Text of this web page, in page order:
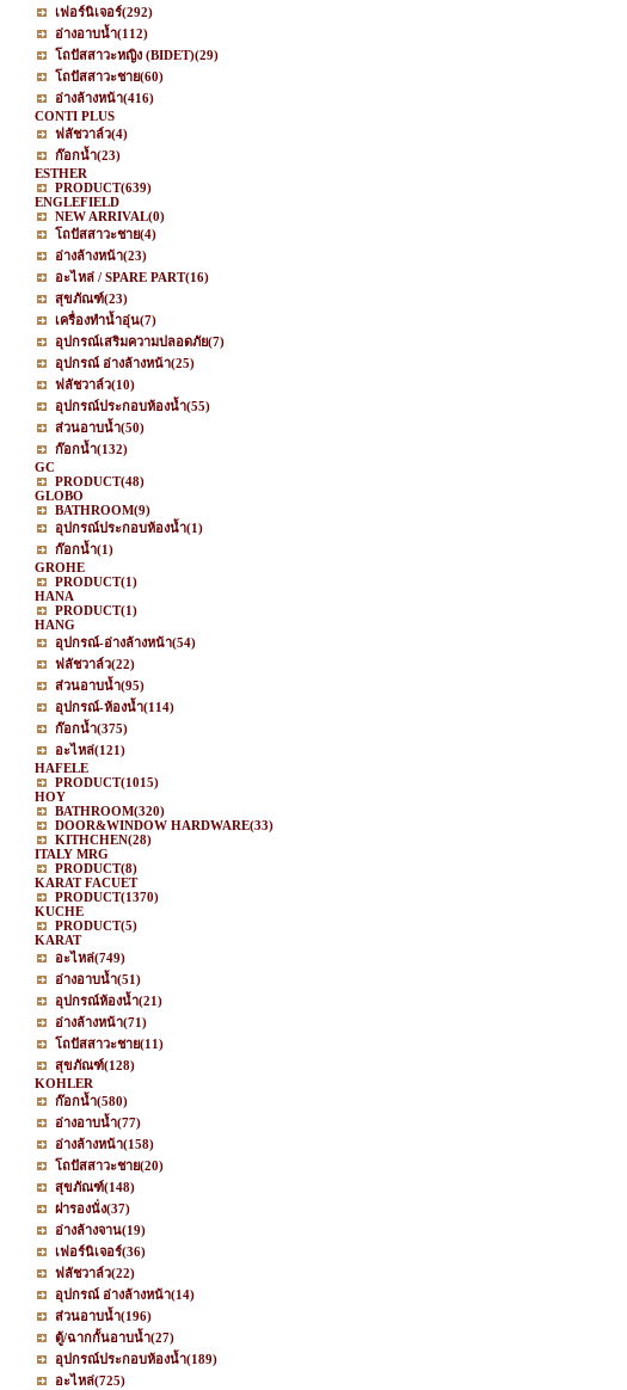
เฟอร์นิเจอร์(292)
อ่างอาบน้ำ(112)
โถปัสสาวะหญิง (BIDET)(29)
โถปัสสาวะชาย(60)
อ่างล้างหน้า(416)
CONTI PLUS
ฟลัชวาล์ว(4)
ก๊อกน้ำ(23)
ESTHER
PRODUCT(639)
ENGLEFIELD
NEW ARRIVAL(0)
โถปัสสาวะชาย(4)
อ่างล้างหน้า(23)
อะไหล่ / SPARE PART(16)
สุขภัณฑ์(23)
เครื่องทำน้ำอุ่น(7)
อุปกรณ์เสริมความปลอดภัย(7)
อุปกรณ์ อ่างล้างหน้า(25)
ฟลัชวาล์ว(10)
อุปกรณ์ประกอบห้องน้ำ(55)
ส่วนอาบน้ำ(50)
ก๊อกน้ำ(132)
GC
PRODUCT(48)
GLOBO
BATHROOM(9)
อุปกรณ์ประกอบห้องน้ำ(1)
ก๊อกน้ำ(1)
GROHE
PRODUCT(1)
HANA
PRODUCT(1)
HANG
อุปกรณ์-อ่างล้างหน้า(54)
ฟลัชวาล์ว(22)
ส่วนอาบน้ำ(95)
อุปกรณ์-ห้องน้ำ(114)
ก๊อกน้ำ(375)
อะไหล่(121)
HAFELE
PRODUCT(1015)
HOY
BATHROOM(320)
DOOR&WINDOW HARDWARE(33)
KITHCHEN(28)
ITALY MRG
PRODUCT(8)
KARAT FACUET
PRODUCT(1370)
KUCHE
PRODUCT(5)
KARAT
อะไหล่(749)
อ่างอาบน้ำ(51)
อุปกรณ์ห้องน้ำ(21)
อ่างล้างหน้า(71)
โถปัสสาวะชาย(11)
สุขภัณฑ์(128)
KOHLER
ก๊อกน้ำ(580)
อ่างอาบน้ำ(77)
อ่างล้างหน้า(158)
โถปัสสาวะชาย(20)
สุขภัณฑ์(148)
ฝารองนั่ง(37)
อ่างล้างจาน(19)
เฟอร์นิเจอร์(36)
ฟลัชวาล์ว(22)
อุปกรณ์ อ่างล้างหน้า(14)
ส่วนอาบน้ำ(196)
ตู้/ฉากกั้นอาบน้ำ(27)
อุปกรณ์ประกอบห้องน้ำ(189)
อะไหล่(725)